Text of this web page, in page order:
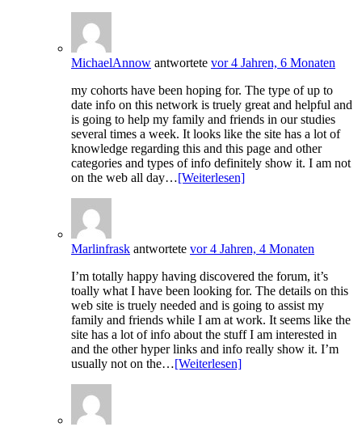
MichaelAnnow antwortete vor 4 Jahren, 6 Monaten
my cohorts have been hoping for. The type of up to
date info on this network is truely great and helpful and
is going to help my family and friends in our studies
several times a week. It looks like the site has a lot of
knowledge regarding this and this page and other
categories and types of info definitely show it. I am not
on the web all day…[Weiterlesen]
Marlinfrask antwortete vor 4 Jahren, 4 Monaten
I’m totally happy having discovered the forum, it’s
toally what I have been looking for. The details on this
web site is truely needed and is going to assist my
family and friends while I am at work. It seems like the
site has a lot of info about the stuff I am interested in
and the other hyper links and info really show it. I’m
usually not on the…[Weiterlesen]